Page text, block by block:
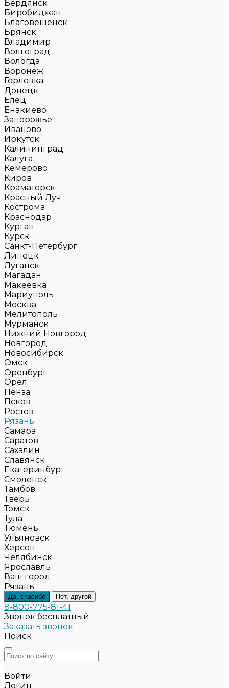
Бердянск
Биробиджан
Благовещенск
Брянск
Владимир
Волгоград
Вологда
Воронеж
Горловка
Донецк
Елец
Енакиево
Запорожье
Иваново
Иркутск
Калининград
Калуга
Кемерово
Киров
Краматорск
Красный Луч
Кострома
Краснодар
Курган
Курск
Санкт-Петербург
Липецк
Луганск
Магадан
Макеевка
Мариуполь
Москва
Мелитополь
Мурманск
Нижний Новгород
Новгород
Новосибирск
Омск
Оренбург
Орел
Пенза
Псков
Ростов
Рязань
Самара
Саратов
Сахалин
Славянск
Екатеринбург
Смоленск
Тамбов
Тверь
Томск
Тула
Тюмень
Ульяновск
Херсон
Челябинск
Ярославль
Ваш город
Рязань
Да, спасибо Нет, другой
8-800-775-81-41
Звонок бесплатный
Заказать звонок
Поиск
Войти
Логин